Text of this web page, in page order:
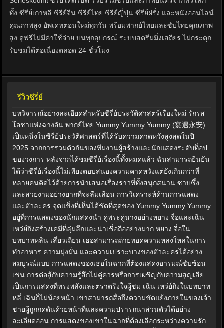
ทั้ง ซีรีย์เกาหลี ซีรีย์จีน ซีรีย์ไทย ซีรีย์ญี่ปุ่น ซีรีย์ฝรั่ง และหนังออนไลน์
คุณภาพสูง อัพเดทตอนใหม่ทุกวัน พร้อมพากย์ไทยและซับไทยคุณภาพ
สูง ดูฟรีไม่มีค่าใช้จ่าย บนทุกอุปกรณ์ ระบบสตรีมมิ่งเสถียร ไม่กระตุก
รับชมได้ต่อเนื่องตลอด 24 ชั่วโมง
รีวิวซีรี่ย์
บทวิจารณ์อย่างละเอียดสำหรับซีรี่ย์ประวัติศาสตร์เรื่องใหม่ รักรส
โอชาแห่งฉางอัน พากย์ไทย Yummy Yummy Yummy (宴遇永安)
เป็นหนึ่งในซีรี่ย์ประวัติศาสตร์ที่ได้รับความคาดหวังสูงสุดในปี
2025 จากการรวมตัวกันของทีมงานผู้สร้างและนักแสดงระดับท็อป
ของวงการ หลังจากได้ชมซีรี่ย์เรื่องนี้ทั้งหมดแล้ว ฉันสามารถยืนยัน
ได้ว่าซีรี่ย์เรื่องนี้ไม่เพียงตอบสนองความคาดหวังแต่ยังเกินกว่าที่
หลายคนคิดไว้ด้วยการนำเสนอเรื่องราวที่ทั้งสนุกสนาน ซาบซึ้ง
และสวยงามอย่างยากที่จะลืมเลือน การวิเคราะห์ด้านการแสดง
และตัวละคร จุดแข็งที่เห็นได้ชัดที่สุดของ Yummy Yummy Yummy
อยู่ที่การแสดงของนักแสดงนำ คู่พระคู่นางอย่างหยาง จื่อและเฉิน
เหว่ย์ถิงสร้างเคมีที่ลุ่มลึกและน่าเชื่อถืออย่างมาก หยาง จื่อใน
บทบาทหลิน เสี่ยวเถียน เธอสามารถถ่ายทอดความหลงใหลในการ
ทำอาหาร ความมุ่งมั่น และความเปราะบางของตัวละครได้อย่าง
สมบูรณ์แบบ การแสดงของเธอในฉากที่ต้องแสดงอารมณ์ซับซ้อน
เช่น การต่อสู้กับความรู้สึกไม่คู่ควรหรือการเผชิญกับความสูญเสีย
เป็นการแสดงที่ทรงพลังและตราตรึงใจผู้ชม เฉิน เหว่ย์ถิงในบทบาท
หลี่ เฉินก็ไม่น้อยหน้า เขาสามารถสื่อถึงความขัดแย้งภายในของเจ้า
ชายผู้ถูกกดดันด้วยหน้าที่และความปรารถนาส่วนตัวได้อย่าง
ละเอียดอ่อน การแสดงของเขาในฉากที่ต้องเลือกระหว่างความรัก